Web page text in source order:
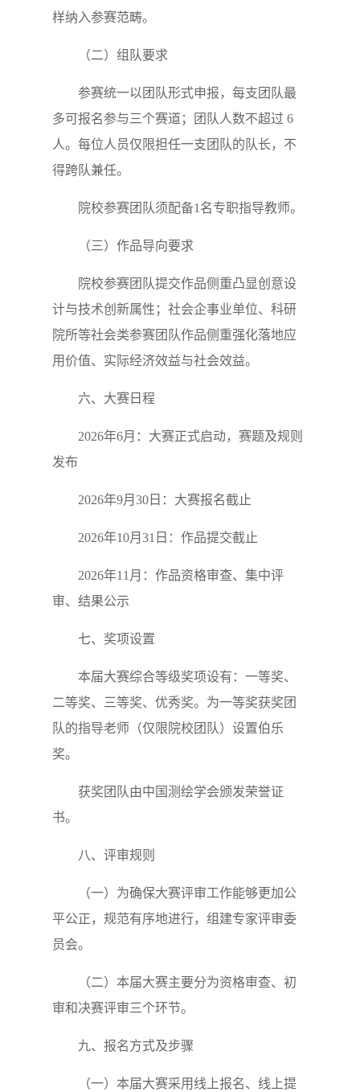
样纳入参赛范畴。
（二）组队要求
参赛统一以团队形式申报，每支团队最
多可报名参与三个赛道；团队人数不超过 6
人。每位人员仅限担任一支团队的队长，不
得跨队兼任。
院校参赛团队须配备1名专职指导教师。
（三）作品导向要求
院校参赛团队提交作品侧重凸显创意设
计与技术创新属性；社会企事业单位、科研
院所等社会类参赛团队作品侧重强化落地应
用价值、实际经济效益与社会效益。
六、大赛日程
2026年6月：大赛正式启动，赛题及规则
发布
2026年9月30日：大赛报名截止
2026年10月31日：作品提交截止
2026年11月：作品资格审查、集中评
审、结果公示
七、奖项设置
本届大赛综合等级奖项设有：一等奖、
二等奖、三等奖、优秀奖。为一等奖获奖团
队的指导老师（仅限院校团队）设置伯乐
奖。
获奖团队由中国测绘学会颁发荣誉证
书。
八、评审规则
（一）为确保大赛评审工作能够更加公
平公正，规范有序地进行，组建专家评审委
员会。
（二）本届大赛主要分为资格审查、初
审和决赛评审三个环节。
九、报名方式及步骤
（一）本届大赛采用线上报名、线上提